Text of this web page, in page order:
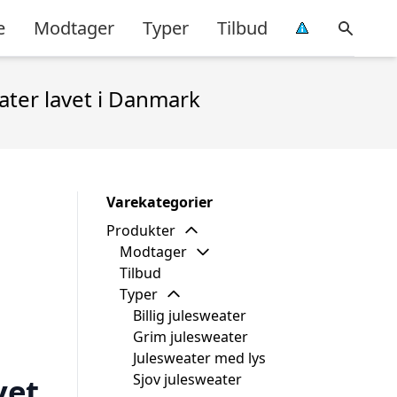
Modtager Typer Tilbud
lavet i Danmark
Varekategorier
Produkter
Modtager
Tilbud
Typer
Billig julesweater
Grim julesweater
Julesweater med lys
Sjov julesweater